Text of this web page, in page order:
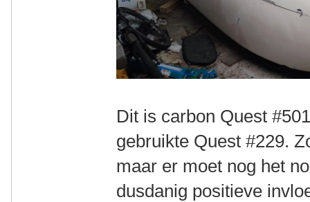
Dit is carbon Quest
gebruikte Quest #229.
maar er moet nog het
dusdanig positieve